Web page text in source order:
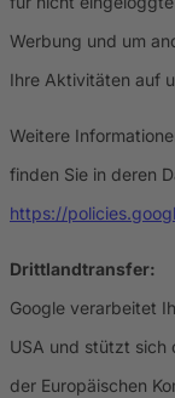
Werbung und um
Ihre Aktivitäten auf
Weitere
finden Sie in deren
https://
Drittlandtransfer:
Google verarbeitet
USA und stützt sich
der Europäischen